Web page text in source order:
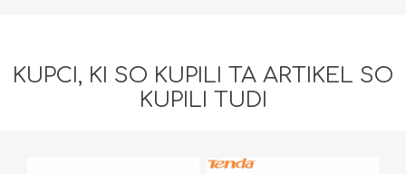
KUPCI, KI SO KUPILI TA ARTIKEL SO
KUPILI TUDI